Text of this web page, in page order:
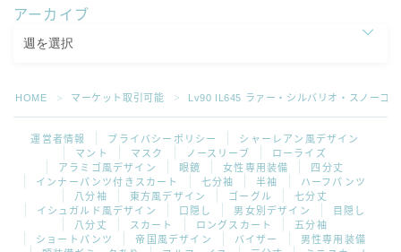
インナーパンツ付きスカート
三分丈
四分丈
ハーフパンツ
アーカイブ
HOME ＞ マーケット取引可能 ＞ Lv90 IL645 ラァー・シルバリオ・スノーコ
運営者情報 プライバシーポリシー
シャーレアン風デザイン
マント
マスク ノースリーブ
ローライズ
アラミゴ風デザイン
眼鏡 女性専用装備
四分丈
インナーパンツ付きスカート
七分袖 半袖
ハーフパンツ
八分袖
東方風デザイン ゴーグル
七分丈
イシュガルド風デザイン
口隠し 男女別デザイン
目隠し
八分丈
スカート ロングスカート
五分袖
ショートパンツ
帝国風デザイン バイザー
男性専用装備